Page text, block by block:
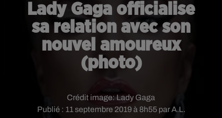
Lady Gaga officialise
sa relation avec son
nouvel amoureux
(photo)
Publié : 11 septembre 2019 à 8h55 par A.L.
Crédit image:Lady Gaga